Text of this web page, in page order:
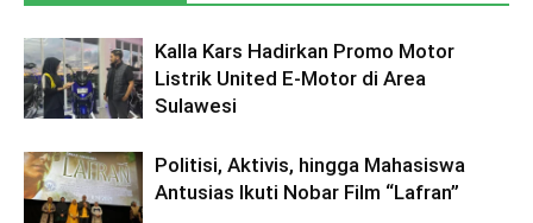
Kalla Kars Hadirkan Promo Motor
Listrik United E-Motor di Area
Sulawesi
Politisi, Aktivis, hingga Mahasiswa
Antusias Ikuti Nobar Film “Lafran”